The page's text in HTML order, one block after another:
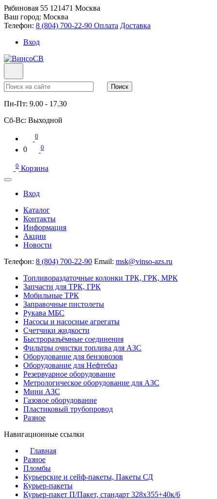
Рябиновая 55 121471 Москва
Ваш город: Москва
Телефон: 8 (804) 700-22-90 Оплата Доставка
Вход
Поиск
Пн-Пт: 9.00 - 17.30
Сб-Вс: Выходной
0
0 0
0 Корзина
Вход
Каталог
Контакты
Информация
Акции
Новости
Телефон: 8 (804) 700-22-90 Email: msk@vinso-azs.ru
Топливораздаточные колонки ТРК, ГРК, МРК
Запчасти для ТРК, ГРК
Мобильные ТРК
Заправочные пистолеты
Рукава МБС
Насосы и насосные агрегаты
Счетчики жидкости
Быстроразъёмные соединения
Фильтры очистки топлива для АЗС
Оборудование для бензовозов
Оборудование для Нефтебаз
Резервуарное оборудование
Метрологическое оборудование для АЗС
Мини АЗС
Газовое оборудование
Пластиковый трубопровод
Разное
Навигационные ссылки
Главная
Разное
Пломбы
Курьерские и сейф-пакеты, Пакеты СД
Курьер-пакеты
Курьер-пакет П/Пакет, стандарт 328x355+40к/6